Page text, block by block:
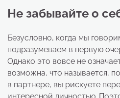
Не забывайте о
Безусловно, когда мы
подразумеваем в первую
Однако это вовсе не
возможна, что называется,
в партнере, вы рискуете
интересной личностью.